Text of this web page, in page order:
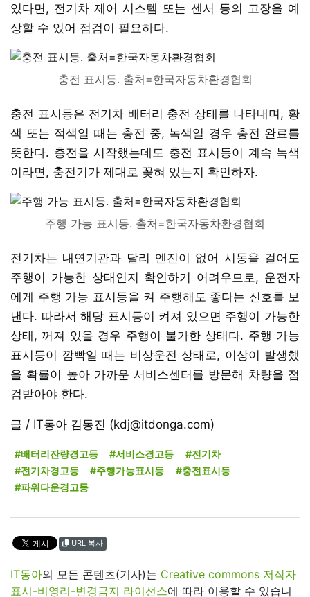
있다면, 전기차 제어 시스템 또는 센서 등의 고장을 예
상할 수 있어 점검이 필요하다.
충전 표시등. 출처=한국자동차환경협회
충전 표시등은 전기차 배터리 충전 상태를 나타내며, 황
색 또는 적색일 때는 충전 중, 녹색일 경우 충전 완료를
뜻한다. 충전을 시작했는데도 충전 표시등이 계속 녹색
이라면, 충전기가 제대로 꽂혀 있는지 확인하자.
주행 가능 표시등. 출처=한국자동차환경협회
전기차는 내연기관과 달리 엔진이 없어 시동을 걸어도
주행이 가능한 상태인지 확인하기 어려우므로, 운전자
에게 주행 가능 표시등을 켜 주행해도 좋다는 신호를 보
낸다. 따라서 해당 표시등이 켜져 있으면 주행이 가능한
상태, 꺼져 있을 경우 주행이 불가한 상태다. 주행 가능
표시등이 깜빡일 때는 비상운전 상태로, 이상이 발생했
을 확률이 높아 가까운 서비스센터를 방문해 차량을 점
검받아야 한다.
글 / IT동아 김동진 (kdj@itdonga.com)
#배터리잔량경고등 #서비스경고등
#전기차
#전기차경고등
#주행가능표시등
#충전표시등
#파워다운경고등
URL 복사
IT동아의 모든 콘텐츠(기사)는 Creative commons 저작자
표시-비영리-변경금지 라이선스에 따라 이용할 수 있습니